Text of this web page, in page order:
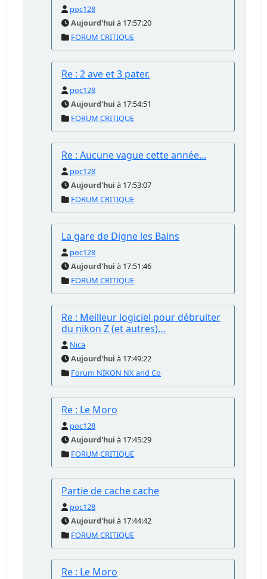
poc128
Aujourd'hui à 17:57:20
FORUM CRITIQUE
Re : 2 ave et 3 pater.
poc128
Aujourd'hui à 17:54:51
FORUM CRITIQUE
Re : Aucune vague cette année...
poc128
Aujourd'hui à 17:53:07
FORUM CRITIQUE
La gare de Digne les Bains
poc128
Aujourd'hui à 17:51:46
FORUM CRITIQUE
Re : Meilleur logiciel pour débruiter
du nikon Z (et autres)…
Nica
Aujourd'hui à 17:49:22
Forum NIKON NX and Co
Re : Le Moro
poc128
Aujourd'hui à 17:45:29
FORUM CRITIQUE
Partie de cache cache
poc128
Aujourd'hui à 17:44:42
FORUM CRITIQUE
Re : Le Moro